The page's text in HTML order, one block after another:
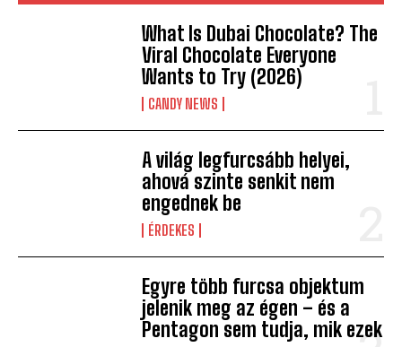
What Is Dubai Chocolate? The
Viral Chocolate Everyone
Wants to Try (2026)
CANDY NEWS
A világ legfurcsább helyei,
ahová szinte senkit nem
engednek be
ÉRDEKES
Egyre több furcsa objektum
jelenik meg az égen – és a
Pentagon sem tudja, mik ezek